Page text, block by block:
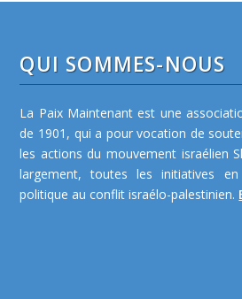
QUI SOMMES-NOUS
La Paix Maintenant est une
de 1901, qui a pour vocation de
les actions du mouvement israélien
largement, toutes les initiatives en
politique au conflit israélo-palestinien.